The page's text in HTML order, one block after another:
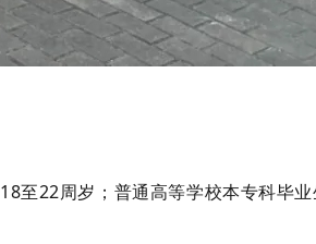
18至22周岁；普通高等学校本专科毕